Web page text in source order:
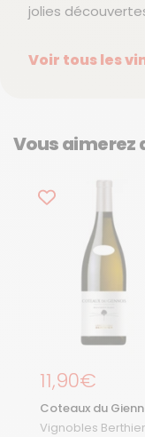
jolies
Voir tous les
Vous aimerez
Prix régulier
11,90€
Coteaux du
2024
Vignobles Berthier